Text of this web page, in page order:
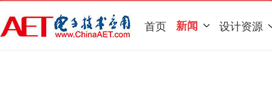
首页 新闻 设计资源